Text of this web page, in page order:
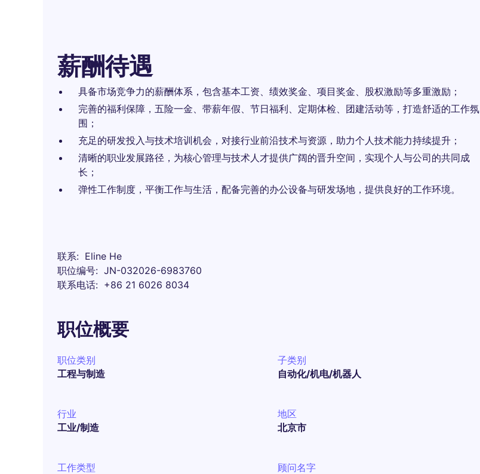
薪酬待遇
具备市场竞争力的薪酬体系，包含基本工资、绩效奖金、项目奖金、股权激励等多重激励；
完善的福利保障，五险一金、带薪年假、节日福利、定期体检、团建活动等，打造舒适的工作氛
围；
充足的研发投入与技术培训机会，对接行业前沿技术与资源，助力个人技术能力持续提升；
清晰的职业发展路径，为核心管理与技术人才提供广阔的晋升空间，实现个人与公司的共同成
长；
弹性工作制度，平衡工作与生活，配备完善的办公设备与研发场地，提供良好的工作环境。
联系
Eline He
职位编号
JN-032026-6983760
联系电话
+86 21 6026 8034
职位概要
职位类别
工程与制造
子类别
自动化/机电/机器人
行业
工业/制造
地区
北京市
工作类型
顾问名字